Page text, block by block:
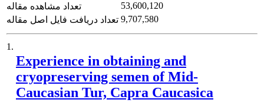
تعداد مشاهده مقاله
53,600,120
تعداد دریافت فایل اصل مقاله 9,707,580
1.
Experience in obtaining and
cryopreserving semen of Mid-
Caucasian Tur, Capra Caucasica